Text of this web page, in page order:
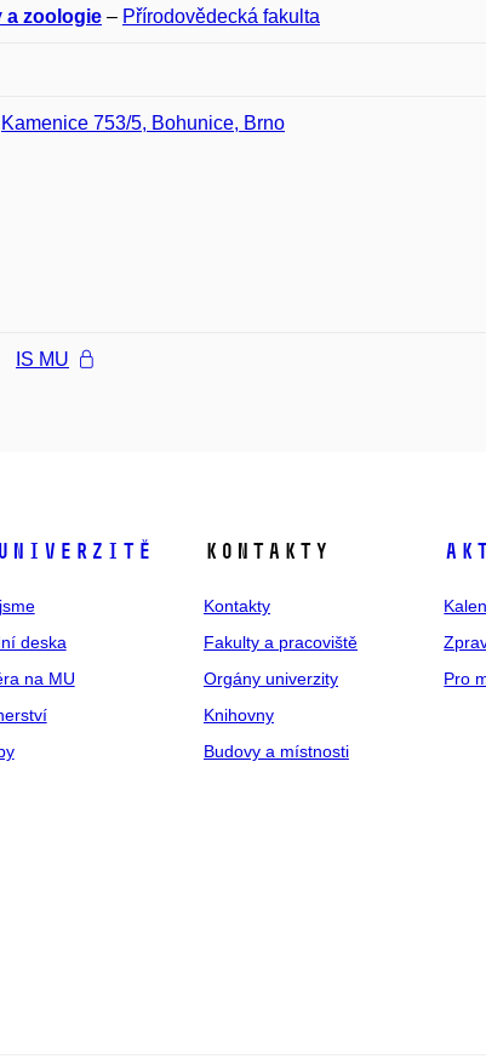
a zoologie – Přírodovědecká fakulta
Kamenice 753/5, Bohunice, Brno
IS MU
deska
na MU
Kontakty
Kontakty
Fakulty a pracoviště
Orgány univerzity
Knihovny
Budovy a místnosti
Pro